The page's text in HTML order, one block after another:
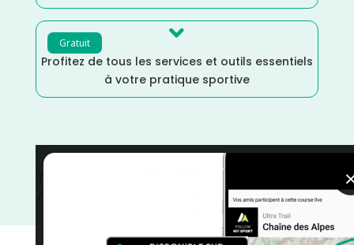
Gratuit 
Profitez de tous les services et outils essentiels
à votre pratique sportive
Trail
/Distance Faible
Dénivelé Elevé /courses